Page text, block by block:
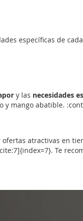
específicas de
y las necesidades
y mango abatible.
atractivas en
Te